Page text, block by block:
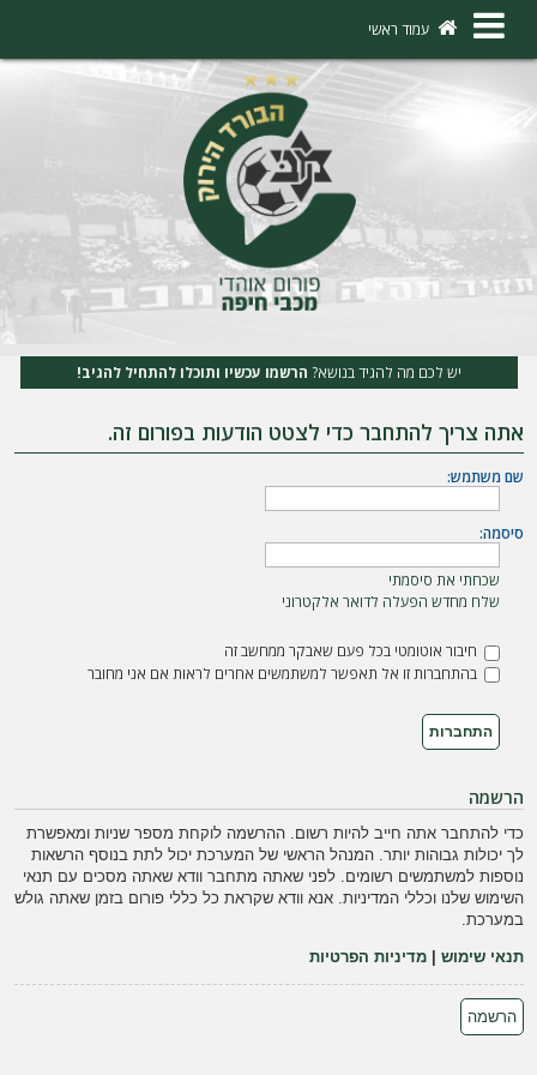
×
ו
ר
ש
ה
עמוד ראשי
יש לכם מה להגיד בנושא? הרשמו עכשיו ותוכלו להתחיל להגיב!
אתה צריך להתחבר כדי לצטט הודעות בפורום זה.
שם משתמש:
סיסמה:
שכחתי את סיסמתי
שלח מחדש הפעלה לדואר אלקטרוני
חיבור אוטומטי בכל פעם שאבקר ממחשב זה
בהתחברות זו אל תאפשר למשתמשים אחרים לראות אם אני מחובר
הרשמה
כדי להתחבר אתה חייב להיות רשום. ההרשמה לוקחת מספר שניות ומאפשרת
לך יכולות גבוהות יותר. המנהל הראשי של המערכת יכול לתת בנוסף הרשאות
נוספות למשתמשים רשומים. לפני שאתה מתחבר וודא שאתה מסכים עם תנאי
השימוש שלנו וכללי המדיניות. אנא וודא שקראת כל כללי פורום בזמן שאתה גולש
במערכת.
תנאי שימוש |מדיניות הפרטיות
הרשמה